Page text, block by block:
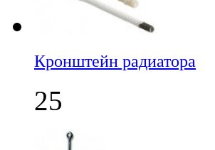
Кронштейн радиатора
25